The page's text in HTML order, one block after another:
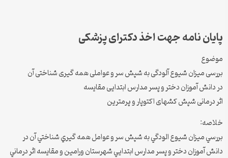
پایان نامه جهت اخذ دکترای پزشکی
موضوع
بررسی میزان شیوع آلودگی به شپش سر و عواملی همه گیری شناختی آن
در دانش آموزان دختر و پسر مدارس ابتدایی مقایسه
اثر درمانی شپش کشهای اکتوپار و پرمترین
خلاصه:
بررسي ميزان شيوع الودگي به شپش سر و عوامل همه گيري شناختي آن در
دانش آموزان دختر و پسر مدارس ابتدايي شهرستان ورامين و مقايسه اثر درماني